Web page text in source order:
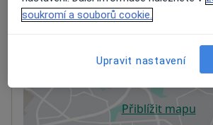
MEDAPO.cz, s.r.o -
Brno-Řečkovice A
Přiblížit mapu
se otevře
soukromí a souborů cookie.
Upravit nastavení